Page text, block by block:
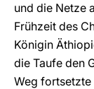
und die Netze
Frühzeit des
Königin
die Taufe den
Weg fortsetzte